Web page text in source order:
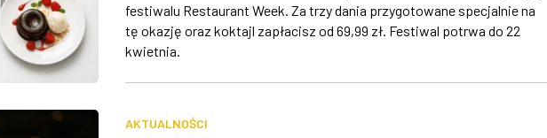
festiwalu Restaurant Week. Za trzy dania przygotowane specjalnie na
tę okazję oraz koktajl zapłacisz od 69,99 zł. Festiwal potrwa do 22
kwietnia.
AKTUALNOŚCI